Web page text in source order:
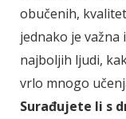
obučenih,
jednako je
najboljih ljudi,
vrlo mnogo
Surađujete li s